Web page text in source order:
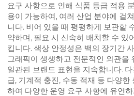
요구 사항으로 인해 식품 등급 적용
용이 가능하여, 여러 산업 분야에 걸
니다. 비어 있을 때 평평하게 보관할
약하며, 필요 시 신속히 배치할 수 있
킵니다. 색상 안정성은 백의 장기간
그래픽이 생생하고 전문적인 외관을
일관된 브랜드 표현을 지속합니다.
급, 기계적 충진, 수동 적재 등 다양한
하여 다양한 운영 요구 사항에 유연